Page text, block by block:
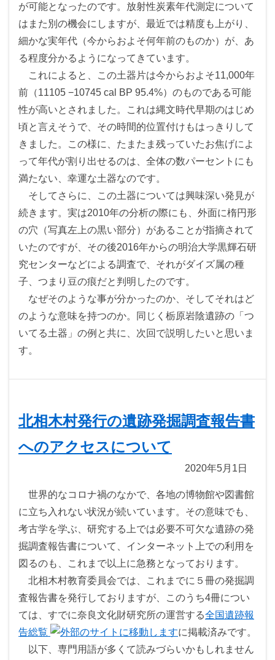
が可能となったのです。放射性炭素年代測定について
はまた別の機会にしますが、最近では精度も上がり、
細かな実年代（今からおよそ何年前のものか）が、あ
る程度分かるようになってきています。
これによると、この土器片は今からおよそ11,000年
前（11105 −10745 cal BP 95.4%）のものである可能
性が高いとされました。これは縄文時代早期のはじめ
頃と言えそうで、その時間的位置付けもはっきりして
きました。この様に、たまたま残っていたお焦げによ
って年代が割り出せるのは、全体の数パーセントにも
満たない、幸運な土器なのです。
そしてさらに、この土器については興味深い発見が
続きます。実は2010年の分析の際にも、外面に楕円形
の穴（写真左上の黒い部分）があることが指摘されて
いたのですが、その後2016年からの明治大学黒輝石研
究センターなどによる調査で、それがダイズ属の種
子、つまり豆の痕だと判明したのです。
なぜそのような事が分かったのか、そしてそれはど
のような意味を持つのか。同じく栃原岩陰遺跡の「つ
いてる土器」の例と共に、次回で説明したいと思いま
す。
北相木村発行の遺跡発掘調査報告書
へのアクセスについて
2020年5月1日
世界的なコロナ禍のなかで、各地の博物館や図書館
に立ち入れない状況が続いています。その意味でも、
考古学を学ぶ、研究する上では必要不可欠な遺跡の発
掘調査報告書について、インターネット上での利用を
図るのも、これまで以上に急務となっております。
北相木村教育委員会では、これまでに５冊の発掘調
査報告書を発行しておりますが、このうち4冊につい
ては、すでに奈良文化財研究所の運営する全国遺跡報
告総覧
に掲載済みです。
以下、専門用語が多くて読みづらいかもしれません